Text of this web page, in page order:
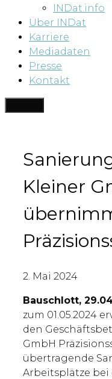
INDat.info
Über INDat
Karriere
Mediadaten
Presse
Kontakt
Kleiner
2. Mai 2024
Bauschlott,
zum 01.05.2024
den
GmbH
übertragende
Arbeitsplätze